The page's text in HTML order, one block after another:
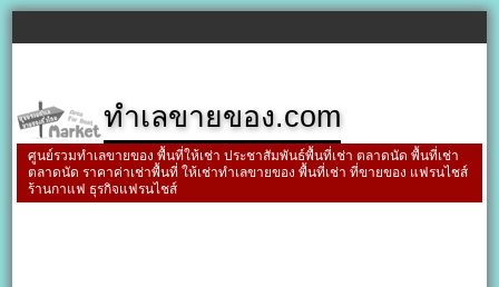
ทำเลขายของ.com
ศูนย์รวมทำเลขายของ พื้นที่ให้เช่า ประชาสัมพันธ์พื้นที่เช่า ตลาดนัด พื้นที่เช่า
ตลาดนัด ราคาค่าเช่าพื้นที่ ให้เช่าทำเลขายของ พื้นที่เช่า ที่ขายของ แฟรนไชส์
ร้านกาแฟ ธุรกิจแฟรนไชส์